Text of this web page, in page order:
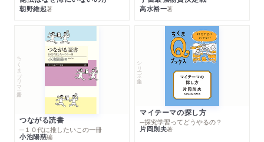
朝野維起著 高水裕一著
ちくまプリマー新書
つながる読書
─１０代に推したいこの一冊
小池陽慈編
シリーズ・全集
マイテーマの探し方
─探究学習ってどうやるの？
片岡則夫著